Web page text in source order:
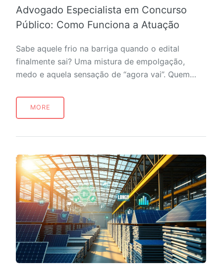
Advogado Especialista em Concurso
Público: Como Funciona a Atuação
Sabe aquele frio na barriga quando o edital
finalmente sai? Uma mistura de empolgação,
medo e aquela sensação de “agora vai”. Quem…
MORE